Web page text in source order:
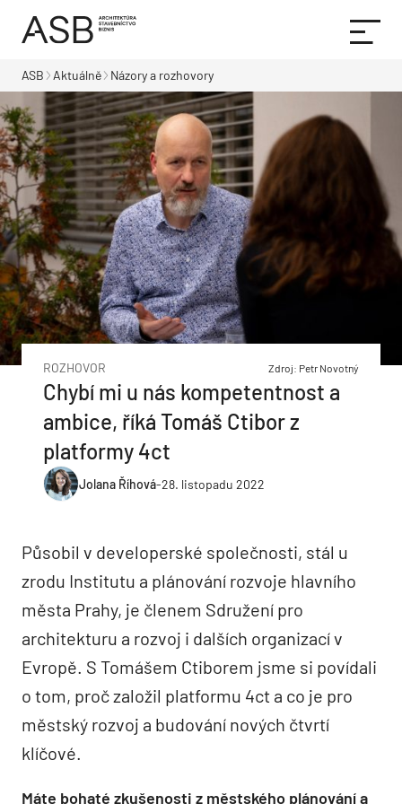
ASB Aktuálně Názory a rozhovory
ROZHOVOR Zdroj: Petr Novotný
Chybí mi u nás kompetentnost a
ambice, říká Tomáš Ctibor z
platformy 4ct
Jolana Říhová-28. listopadu 2022
Působil v developerské společnosti, stál u
zrodu Institutu a plánování rozvoje hlavního
města Prahy, je členem Sdružení pro
architekturu a rozvoj i dalších organizací v
Evropě. S Tomášem Ctiborem jsme si povídali
o tom, proč založil platformu 4ct a co je pro
městský rozvoj a budování nových čtvrtí
klíčové.
Máte bohaté zkušenosti z městského plánování a